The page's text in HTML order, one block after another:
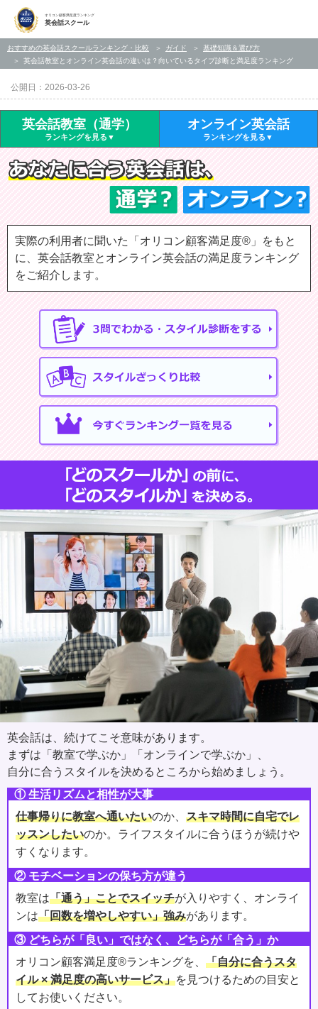
オリコン顧客満足度ランキング
英会話スクール
おすすめの英会話スクールランキング・比較 ガイド
基礎知識＆選び方
英会話教室とオンライン英会話の違いは？向いているタイプ診断と満足度ランキング
公開日：2026-03-26
英会話教室（通学）
ランキングを見る
オンライン英会話
ランキングを見る
実際の利用者に聞いた「オリコン顧客満足度®」をもと
に、英会話教室とオンライン英会話の満足度ランキング
をご紹介します。
英会話は、続けてこそ意味があります。
まずは「教室で学ぶか」「オンラインで学ぶか」、
自分に合うスタイルを決めるところから始めましょう。
① 生活リズムと相性が大事
仕事帰りに教室へ通いたいのか、 スキマ時間に自宅でレ
ッスンしたいのか。ライフスタイルに合うほうが続けや
すくなります。
② モチベーションの保ち方が違う
教室は「通う」ことでスイッチが入りやすく、オンライ
ンは「回数を増やしやすい」強みがあります。
③ どちらが「良い」ではなく、どちらが「合う」か
オリコン顧客満足度®ランキングを、 「自分に合うスタ
イル × 満足度の高いサービス」を見つけるための目安と
してお使いください。